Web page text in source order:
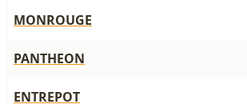
MONROUGE
PANTHEON
ENTREPOT